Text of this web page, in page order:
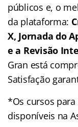
públicos e, o
da plataforma:
X, Jornada do
e a Revisão
Gran está
Satisfação
*Os cursos para
disponíveis na